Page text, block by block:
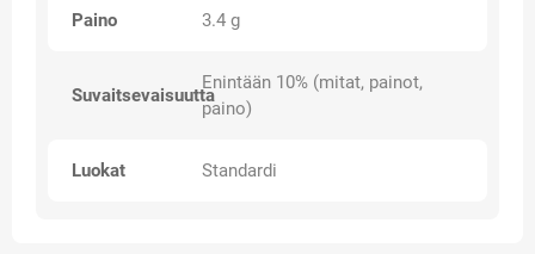
Paino 3.4 g
Suvaitsevaisuutta
Enintään 10% (mitat, painot,
paino)
Luokat Standardi